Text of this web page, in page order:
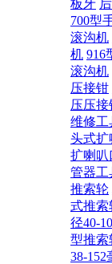
板牙
700型
滚沟机
机 916
滚沟机
压接钳
压压接
维修工
头式扩
扩喇叭
管器工
推索轮
式推索
径40-
型推索
38-